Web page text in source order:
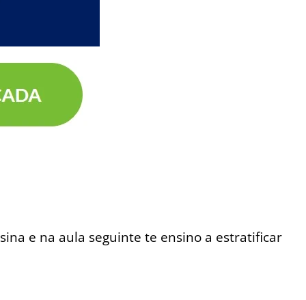
e na aula seguinte te ensino a estratificar